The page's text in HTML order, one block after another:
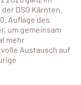
DSG Kärnten.
Auflage des
um gemeinsam
mehr
Austausch auf